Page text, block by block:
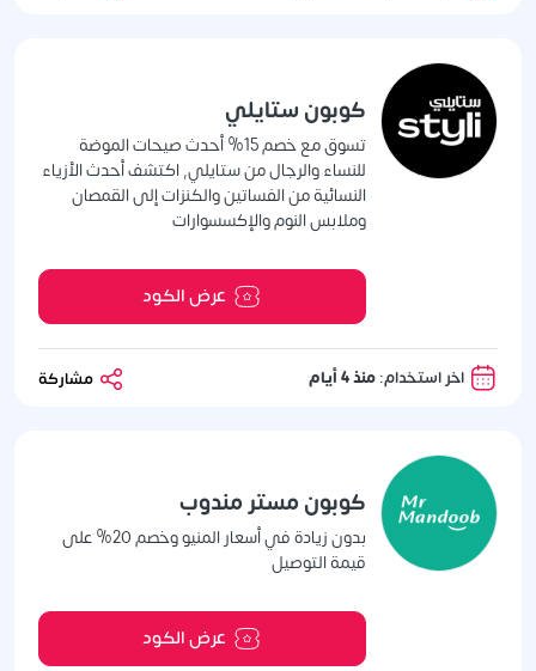
كوبون ستايلي
تسوق مع خصم 15% أحدث صيحات الموضة
للنساء والرجال من ستايلي, اكتشف أحدث الأزياء
النسائية من الفساتين والكنزات إلى القمصان
وملابس النوم والإكسسوارات
عرض الكود
اخر استخدام:منذ 4 أيام
كوبون مستر مندوب
بدون زيادة في أسعار المنيو وخصم 20% على
قيمة التوصيل
عرض الكود